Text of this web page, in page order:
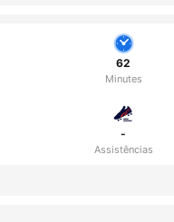
62
Minutes
-
Assistências